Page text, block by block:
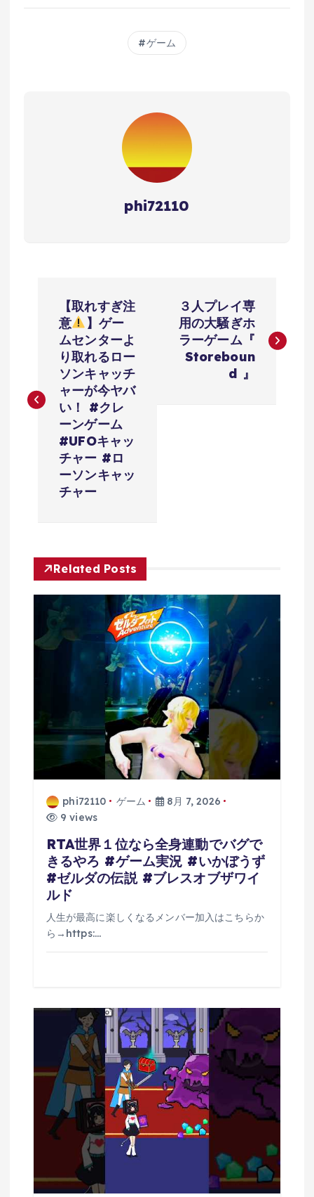
ゲーム
phi72110
ビ
ン
【取れすぎ注
意
】ゲー
ムセンターよ
り取れるロー
ソンキャッチ
ャーが今ヤバ
い！ #クレ
ーンゲーム
#UFOキャッ
チャー #ロ
ーソンキャッ
チャー
３人プレイ専
用の大騒ぎホ
ラーゲーム『
Storeboun
d 』
Related Posts
phi72110 ゲーム
8月 7, 2026
9 views
RTA世界１位なら全身連動でバグで
きるやろ #ゲーム実況 #いかぼうず
#ゼルダの伝説 #ブレスオブザワイ
ルド
人生が最高に楽しくなるメンバー加入はこちらか
ら→https:…